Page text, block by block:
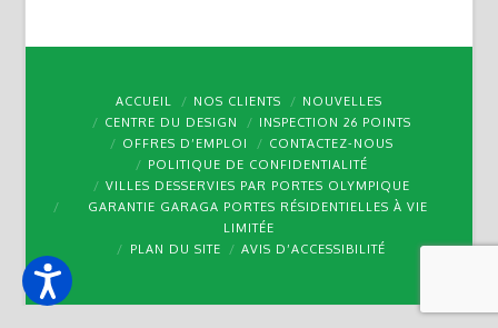
ACCUEIL NOS CLIENTS
NOUVELLES
CENTRE DU DESIGN
INSPECTION 26 POINTS
OFFRES D’EMPLOI
CONTACTEZ-NOUS
POLITIQUE DE CONFIDENTIALITÉ
VILLES DESSERVIES PAR PORTES OLYMPIQUE
GARANTIE GARAGA PORTES RÉSIDENTIELLES À VIE
LIMITÉE
PLAN DU SITE
AVIS D’ACCESSIBILITÉ